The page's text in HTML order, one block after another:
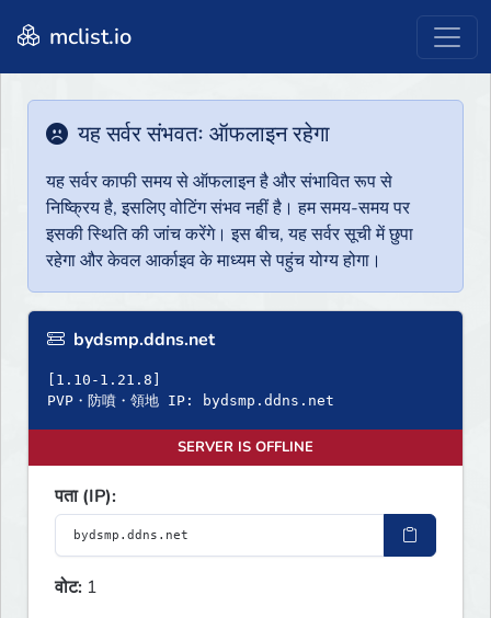
mclist.io
यह सर्वर संभवतः ऑफलाइन रहेगा
यह सर्वर काफी समय से ऑफलाइन है और संभावित रूप से
निष्क्रिय है, इसलिए वोटिंग संभव नहीं है। हम समय-समय पर
इसकी स्थिति की जांच करेंगे। इस बीच, यह सर्वर सूची में छुपा
रहेगा और केवल आर्काइव के माध्यम से पहुंच योग्य होगा।
bydsmp.ddns.net
[1.10-1.21.8]
PVP・防噴・領地 IP: bydsmp.ddns.net
SERVER IS OFFLINE
पता (IP):
वोट: 1